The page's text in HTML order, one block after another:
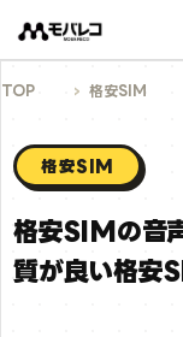
ツ
ス
TOP 格安SIM
格安SIM
格安SIMの音
質が良い格安